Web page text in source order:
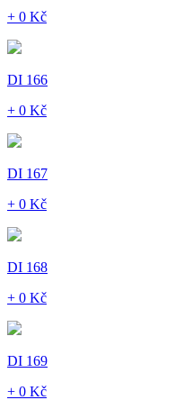
+ 0 Kč
DI 166
+ 0 Kč
DI 167
+ 0 Kč
DI 168
+ 0 Kč
DI 169
+ 0 Kč